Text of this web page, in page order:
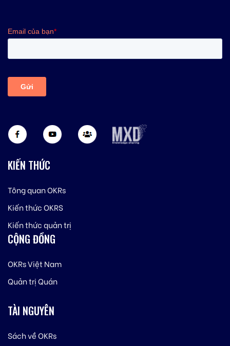
KIẾN THỨC
Tông quan OKRs
Kiến thức OKRS
Kiến thức quản trị
CỘNG ĐỒNG
OKRs Việt Nam
Quản trị Quán
TÀI NGUYÊN
Sách về OKRs